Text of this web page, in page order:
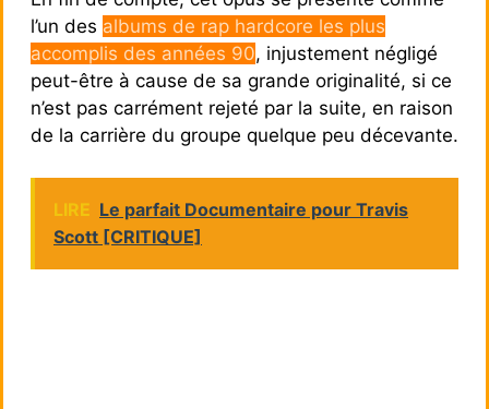
l’un des albums de rap hardcore les plus
accomplis des années 90, injustement négligé
peut-être à cause de sa grande originalité, si ce
n’est pas carrément rejeté par la suite, en raison
de la carrière du groupe quelque peu décevante.
LIRE Le parfait Documentaire pour Travis
Scott [CRITIQUE]